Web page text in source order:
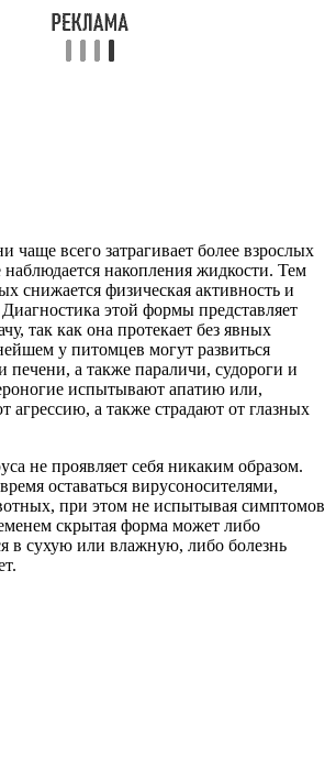
чаще всего затрагивает более взрослых
накопления жидкости. Тем
снижается физическая активность и
этой формы представляет
так как она протекает без явных
у питомцев могут развиться
печени, а также параличи, судороги и
испытывают апатию или,
агрессию, а также страдают от глазных
не проявляет себя никаким образом.
оставаться вирусоносителями,
при этом не испытывая симптомов
скрытая форма может либо
в сухую или влажную, либо болезнь